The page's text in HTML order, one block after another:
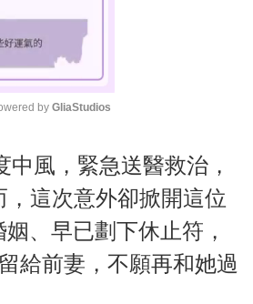
M
u
t
by GliaStudios
風，緊急送醫救治，
這次意外卻掀開這位
、早已劃下休止符，
給前妻，不願再和她過